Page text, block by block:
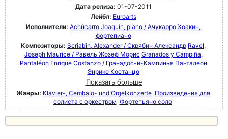
Дата релиза: 01-07-2011
Лейбл: Euroarts
Исполнители: Achúcarro Joaquín, piano / Ачукарро Хоакин,
фортепиано
Композиторы: Scriabin, Alexander / Скрябин Александр Ravel,
Joseph Maurice / Равель Жозеф Морис Granados y Campiña,
Pantaléon Enrique Costanzo / Гранадос-и-Кампинья Панталеон
Энрике Костанцо
Показать больше
Жанры: Klavier-, Cembalo- und Orgelkonzerte Произведения для
солиста с оркестром Фортепьяно соло